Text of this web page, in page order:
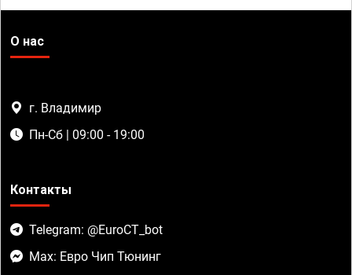
О нас
г. Владимир
Пн-Сб | 09:00 - 19:00
Контакты
Telegram: @EuroCT_bot
Max: Евро Чип Тюнинг